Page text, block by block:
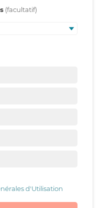
d'Utilisation